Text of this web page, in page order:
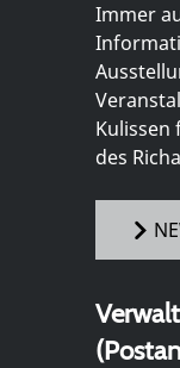
Immer
Kulissen
des